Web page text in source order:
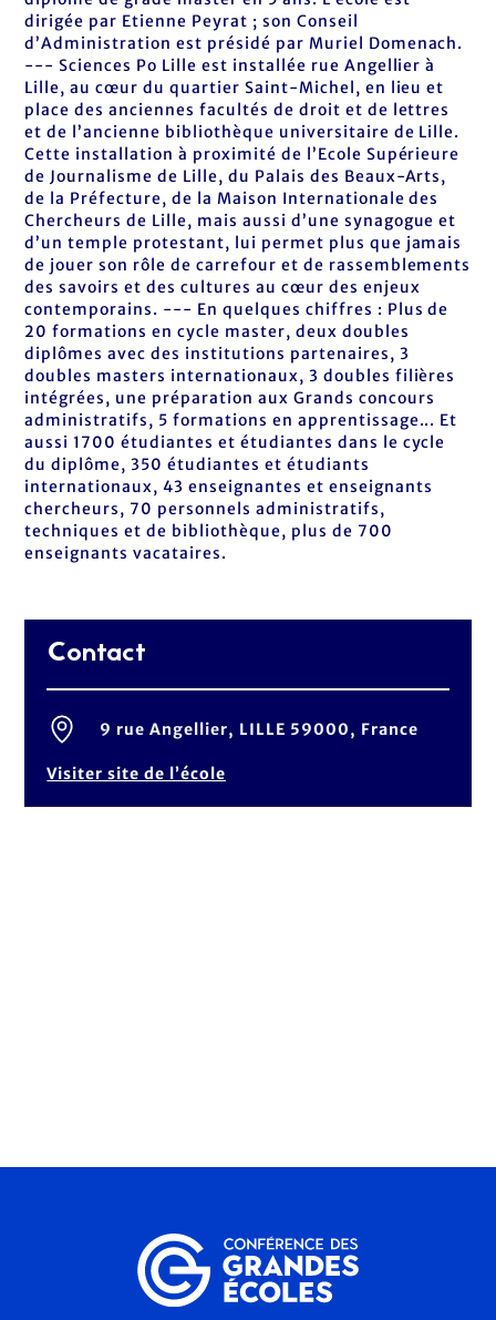
dirigée par Etienne Peyrat ; son Conseil
d’Administration est présidé par Muriel Domenach.
--- Sciences Po Lille est installée rue Angellier à
Lille, au cœur du quartier Saint-Michel, en lieu et
place des anciennes facultés de droit et de lettres
et de l’ancienne bibliothèque universitaire de Lille.
Cette installation à proximité de l’Ecole Supérieure
de Journalisme de Lille, du Palais des Beaux-Arts,
de la Préfecture, de la Maison Internationale des
Chercheurs de Lille, mais aussi d’une synagogue et
d’un temple protestant, lui permet plus que jamais
de jouer son rôle de carrefour et de rassemblements
des savoirs et des cultures au cœur des enjeux
contemporains. --- En quelques chiffres : Plus de
20 formations en cycle master, deux doubles
diplômes avec des institutions partenaires, 3
doubles masters internationaux, 3 doubles filières
intégrées, une préparation aux Grands concours
administratifs, 5 formations en apprentissage... Et
aussi 1700 étudiantes et étudiantes dans le cycle
du diplôme, 350 étudiantes et étudiants
internationaux, 43 enseignantes et enseignants
chercheurs, 70 personnels administratifs,
techniques et de bibliothèque, plus de 700
enseignants vacataires.
Contact
9 rue Angellier, LILLE 59000, France
Visiter site de l’école